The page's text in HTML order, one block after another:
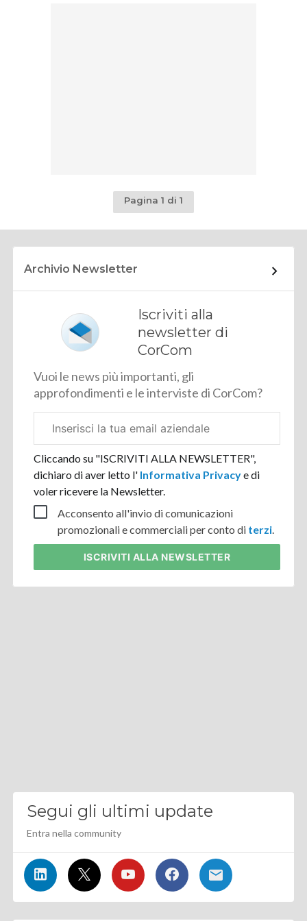
Pagina 1 di 1
Archivio Newsletter
Iscriviti alla
newsletter di
CorCom
Vuoi le news più importanti, gli
approfondimenti e le interviste di CorCom?
aziendale
Cliccando su "ISCRIVITI ALLA NEWSLETTER",
dichiaro di aver letto l' Informativa Privacye di
voler ricevere la Newsletter.
Acconsento all'invio di comunicazioni
promozionali e commerciali per conto di terzi.
ISCRIVITI ALLA NEWSLETTER
Segui gli ultimi update
Entra nella community